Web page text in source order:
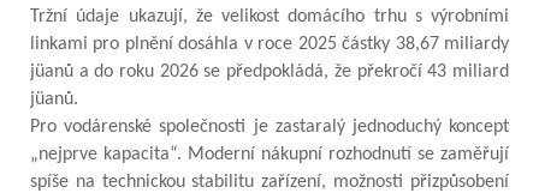
Tržní údaje ukazují, že velikost domácího trhu s výrobními
linkami pro plnění dosáhla v roce 2025 částky 38,67 miliardy
jüanů a do roku 2026 se předpokládá, že překročí 43 miliard
jüanů.
Pro vodárenské společnosti je zastaralý jednoduchý koncept
„nejprve kapacita“. Moderní nákupní rozhodnutí se zaměřují
spíše na technickou stabilitu zařízení, možnosti přizpůsobení